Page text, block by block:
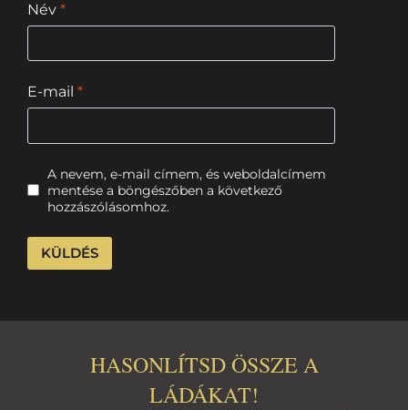
Név *
E-mail *
A nevem, e-mail címem, és weboldalcímem
mentése a böngészőben a következő
hozzászólásomhoz.
HASONLÍTSD ÖSSZE A
LÁDÁKAT!